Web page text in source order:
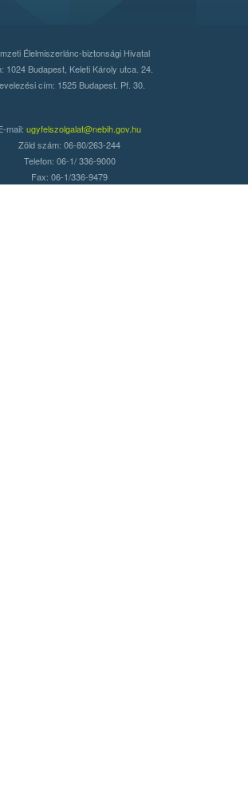
Élelmiszerlánc-biztonsági Hivatal
1024 Budapest, Keleti Károly utca. 24.
cím: 1525 Budapest. Pf. 30.
mail: ugyfelszolgalat@nebih.gov.hu
Zöld szám: 06-80/263-244
Telefon: 06-1/ 336-9000
Fax: 06-1/336-9479